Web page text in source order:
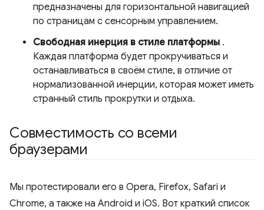
предназначены для горизонтальной навигацией
по страницам с сенсорным управлением.
Свободная инерция в стиле платформы .
Каждая платформа будет прокручиваться и
останавливаться в своём стиле, в отличие от
нормализованной инерции, которая может иметь
странный стиль прокрутки и отдыха.
Совместимость со всеми
браузерами
Мы протестировали его в Opera, Firefox, Safari и
Chrome, а также на Android и iOS. Вот краткий список